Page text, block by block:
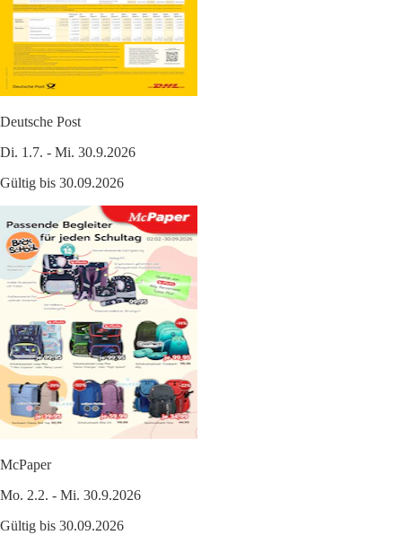
Deutsche Post
Di. 1.7. - Mi. 30.9.2026
Gültig bis 30.09.2026
McPaper
Mo. 2.2. - Mi. 30.9.2026
Gültig bis 30.09.2026